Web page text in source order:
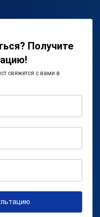
Получите
свяжется с вами в